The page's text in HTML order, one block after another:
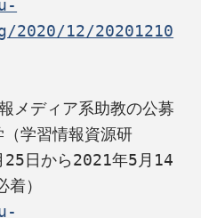
2020/12/20201210
メディア系助教の公募
（学習情報資源研
25日から2021年5月14